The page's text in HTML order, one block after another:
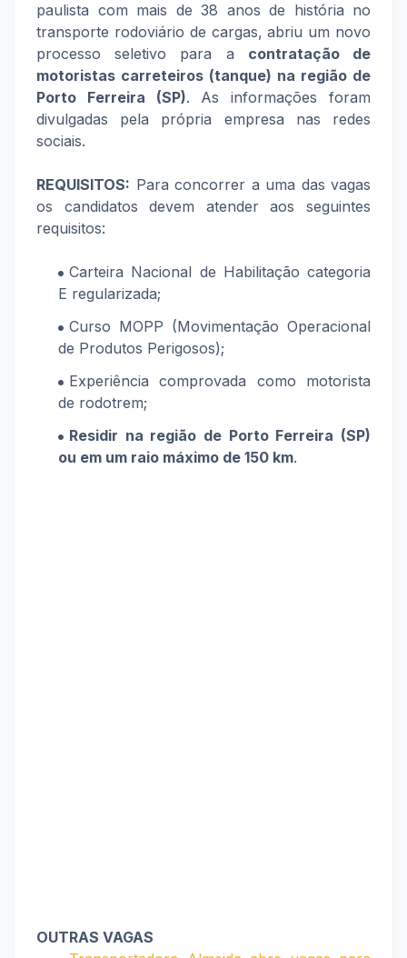
paulista com mais de 38 anos de história no
transporte rodoviário de cargas, abriu um novo
processo seletivo para a contratação de
motoristas carreteiros (tanque) na região de
Porto Ferreira (SP). As informações foram
divulgadas pela própria empresa nas redes
sociais.
REQUISITOS: Para concorrer a uma das vagas
os candidatos devem atender aos seguintes
requisitos:
Carteira Nacional de Habilitação categoria
E regularizada;
Curso MOPP (Movimentação Operacional
de Produtos Perigosos);
Experiência comprovada como motorista
de rodotrem;
Residir na região de Porto Ferreira (SP)
ou em um raio máximo de 150 km.
OUTRAS VAGAS